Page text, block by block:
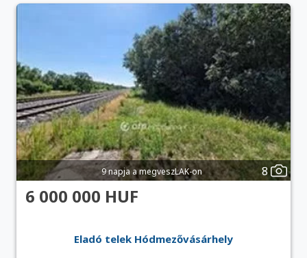
9 napja a megveszLAK-on 8
6 000 000 HUF
Eladó telek Hódmezővásárhely